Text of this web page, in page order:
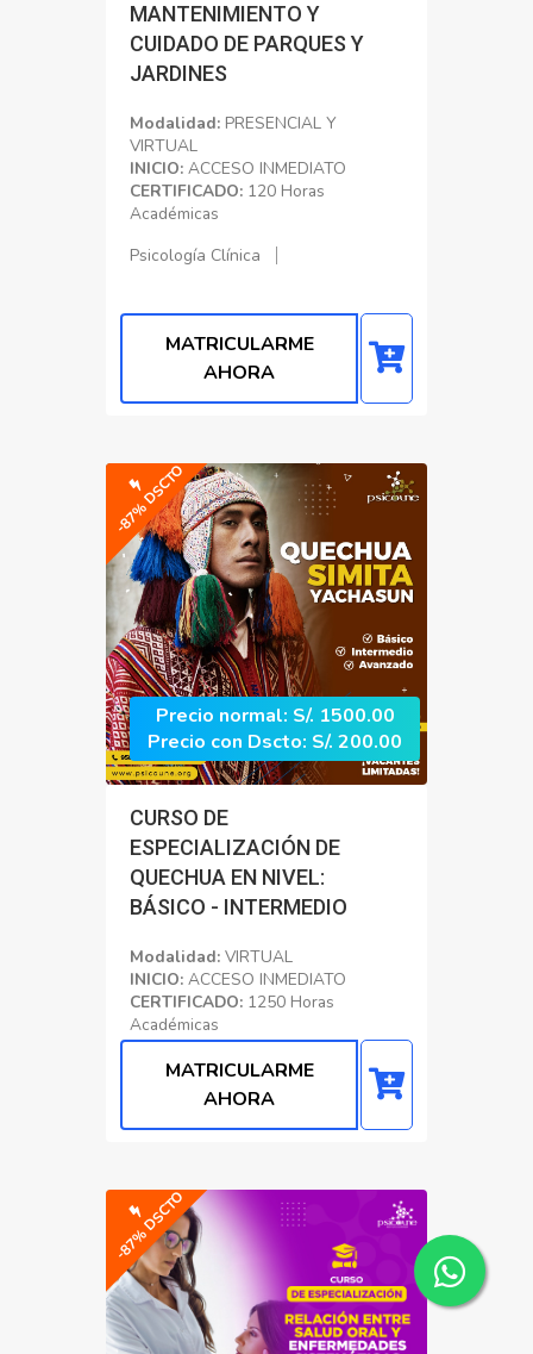
MANTENIMIENTO Y
CUIDADO DE PARQUES Y
JARDINES
Modalidad: PRESENCIAL Y
VIRTUAL
INICIO: ACCESO INMEDIATO
CERTIFICADO: 120 Horas
Académicas
Psicología Clínica
MATRICULARME
AHORA
-87% DSCTO
Precio normal: S/. 1500.00
Precio con Dscto: S/. 200.00
CURSO DE
ESPECIALIZACIÓN DE
QUECHUA EN NIVEL:
BÁSICO - INTERMEDIO
Modalidad: VIRTUAL
INICIO: ACCESO INMEDIATO
CERTIFICADO: 1250 Horas
Académicas
Educacion
MATRICULARME
AHORA
-87% DSCTO